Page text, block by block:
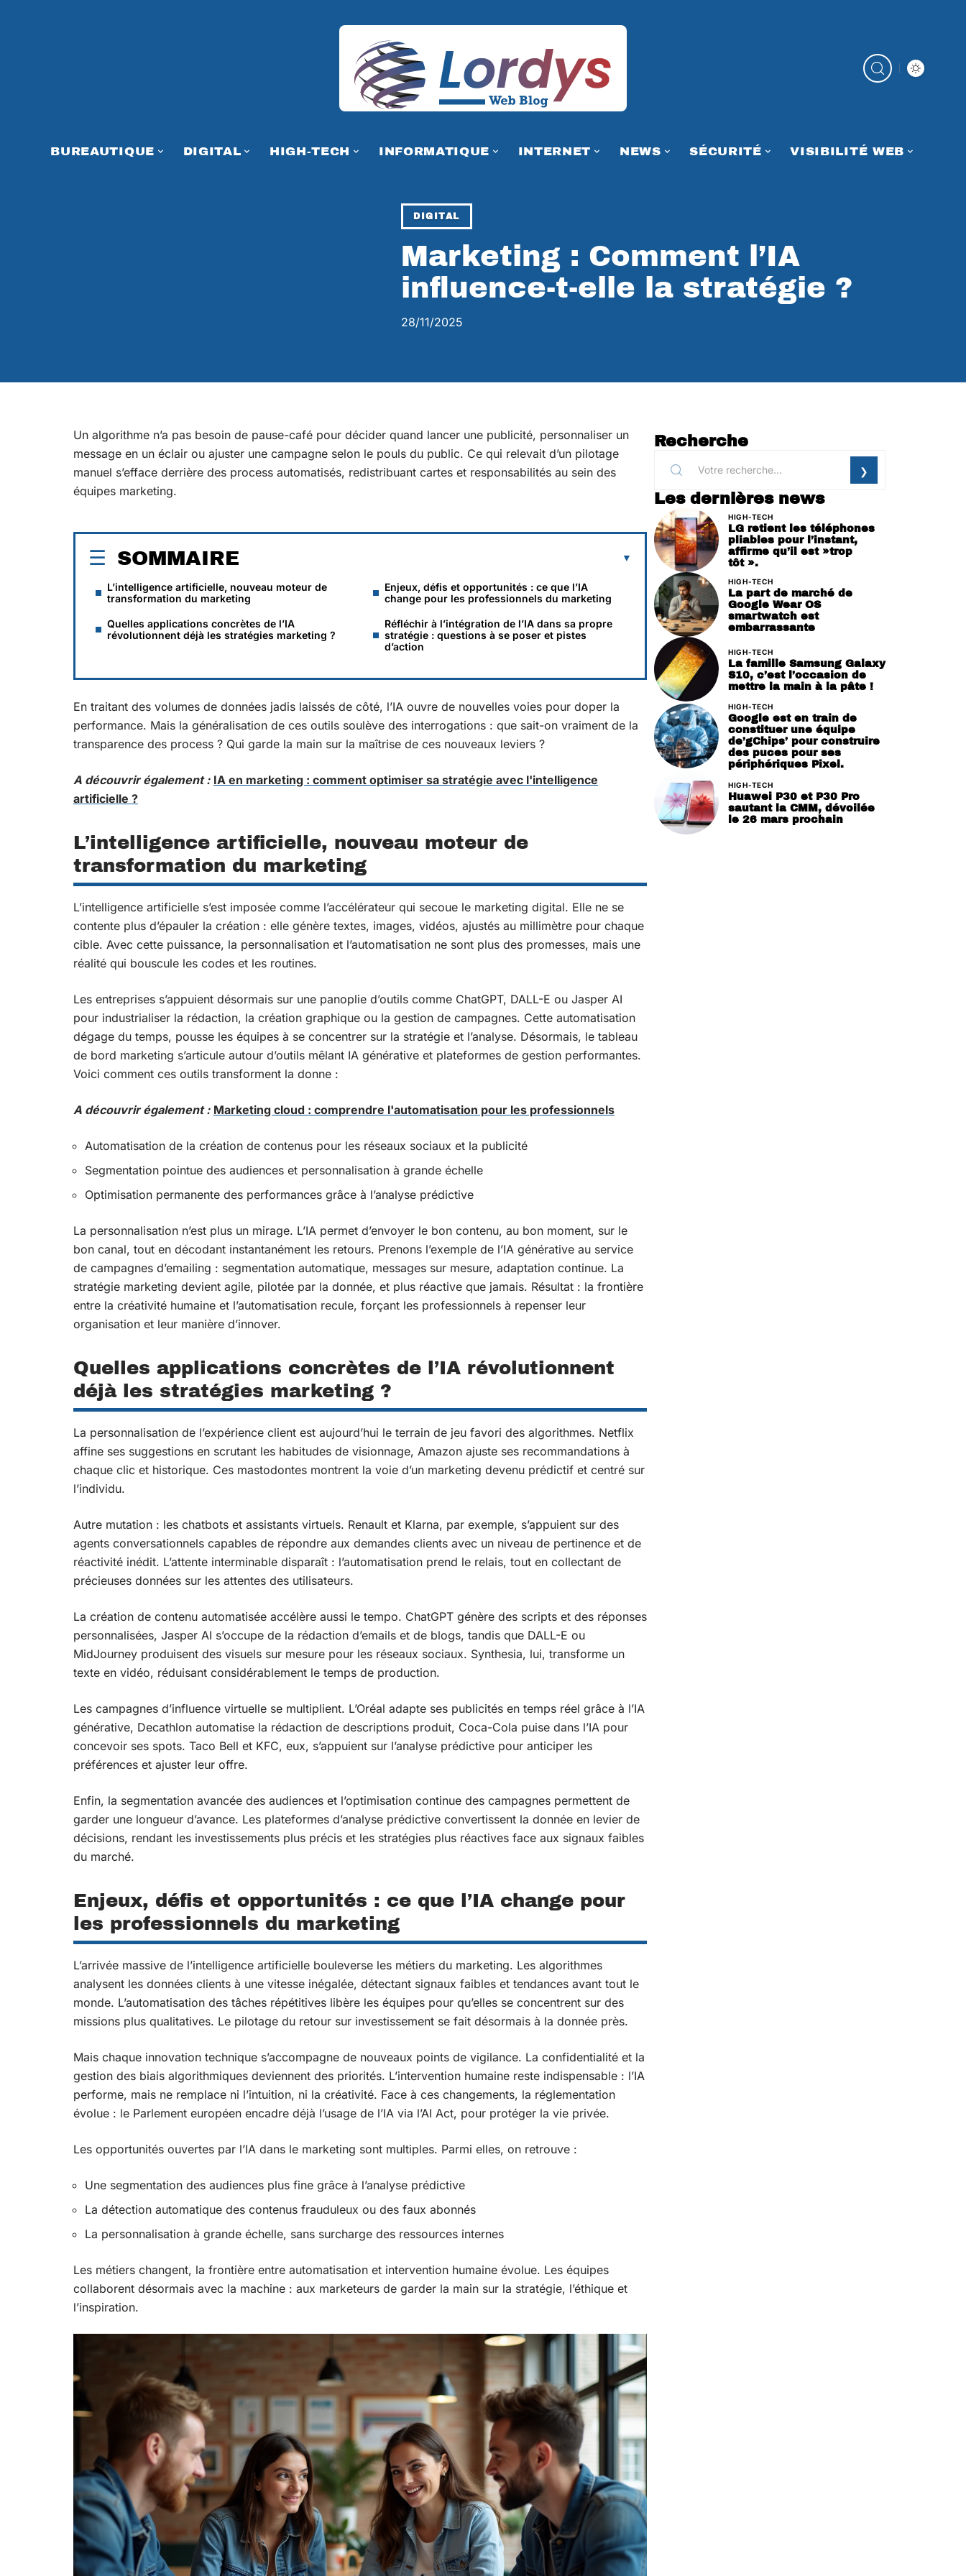
BUREAUTIQUE DIGITAL HIGH-TECH INFORMATIQUE INTERNET NEWS SÉCURITÉ VISIBILITÉ WEB
DIGITAL
Marketing : Comment l’IA
influence-t-elle la stratégie ?
28/11/2025
Un algorithme n’a pas besoin de pause-café pour décider quand lancer une publicité, personnaliser un
message en un éclair ou ajuster une campagne selon le pouls du public. Ce qui relevait d’un pilotage
manuel s’efface derrière des process automatisés, redistribuant cartes et responsabilités au sein des
équipes marketing.
SOMMAIRE
L’intelligence artificielle, nouveau moteur de
transformation du marketing
Quelles applications concrètes de l’IA
révolutionnent déjà les stratégies marketing ?
Enjeux, défis et opportunités : ce que l’IA
change pour les professionnels du marketing
Réfléchir à l’intégration de l’IA dans sa propre
stratégie : questions à se poser et pistes
d’action
En traitant des volumes de données jadis laissés de côté, l’IA ouvre de nouvelles voies pour doper la
performance. Mais la généralisation de ces outils soulève des interrogations : que sait-on vraiment de la
transparence des process ? Qui garde la main sur la maîtrise de ces nouveaux leviers ?
A découvrir également : IA en marketing : comment optimiser sa stratégie avec l'intelligence
artificielle ?
L’intelligence artificielle, nouveau moteur de
transformation du marketing
L’intelligence artificielle s’est imposée comme l’accélérateur qui secoue le marketing digital. Elle ne se
contente plus d’épauler la création : elle génère textes, images, vidéos, ajustés au millimètre pour chaque
cible. Avec cette puissance, la personnalisation et l’automatisation ne sont plus des promesses, mais une
réalité qui bouscule les codes et les routines.
Les entreprises s’appuient désormais sur une panoplie d’outils comme ChatGPT, DALL-E ou Jasper AI
pour industrialiser la rédaction, la création graphique ou la gestion de campagnes. Cette automatisation
dégage du temps, pousse les équipes à se concentrer sur la stratégie et l’analyse. Désormais, le tableau
de bord marketing s’articule autour d’outils mêlant IA générative et plateformes de gestion performantes.
Voici comment ces outils transforment la donne :
A découvrir également : Marketing cloud : comprendre l'automatisation pour les professionnels
Automatisation de la création de contenus pour les réseaux sociaux et la publicité
Segmentation pointue des audiences et personnalisation à grande échelle
Optimisation permanente des performances grâce à l’analyse prédictive
La personnalisation n’est plus un mirage. L’IA permet d’envoyer le bon contenu, au bon moment, sur le
bon canal, tout en décodant instantanément les retours. Prenons l’exemple de l’IA générative au service
de campagnes d’emailing : segmentation automatique, messages sur mesure, adaptation continue. La
stratégie marketing devient agile, pilotée par la donnée, et plus réactive que jamais. Résultat : la frontière
entre la créativité humaine et l’automatisation recule, forçant les professionnels à repenser leur
organisation et leur manière d’innover.
Quelles applications concrètes de l’IA révolutionnent
déjà les stratégies marketing ?
La personnalisation de l’expérience client est aujourd’hui le terrain de jeu favori des algorithmes. Netflix
affine ses suggestions en scrutant les habitudes de visionnage, Amazon ajuste ses recommandations à
chaque clic et historique. Ces mastodontes montrent la voie d’un marketing devenu prédictif et centré sur
l’individu.
Autre mutation : les chatbots et assistants virtuels. Renault et Klarna, par exemple, s’appuient sur des
agents conversationnels capables de répondre aux demandes clients avec un niveau de pertinence et de
réactivité inédit. L’attente interminable disparaît : l’automatisation prend le relais, tout en collectant de
précieuses données sur les attentes des utilisateurs.
La création de contenu automatisée accélère aussi le tempo. ChatGPT génère des scripts et des réponses
personnalisées, Jasper AI s’occupe de la rédaction d’emails et de blogs, tandis que DALL-E ou
MidJourney produisent des visuels sur mesure pour les réseaux sociaux. Synthesia, lui, transforme un
texte en vidéo, réduisant considérablement le temps de production.
Les campagnes d’influence virtuelle se multiplient. L’Oréal adapte ses publicités en temps réel grâce à l’IA
générative, Decathlon automatise la rédaction de descriptions produit, Coca-Cola puise dans l’IA pour
concevoir ses spots. Taco Bell et KFC, eux, s’appuient sur l’analyse prédictive pour anticiper les
préférences et ajuster leur offre.
Enfin, la segmentation avancée des audiences et l’optimisation continue des campagnes permettent de
garder une longueur d’avance. Les plateformes d’analyse prédictive convertissent la donnée en levier de
décisions, rendant les investissements plus précis et les stratégies plus réactives face aux signaux faibles
du marché.
Enjeux, défis et opportunités : ce que l’IA change pour
les professionnels du marketing
L’arrivée massive de l’intelligence artificielle bouleverse les métiers du marketing. Les algorithmes
analysent les données clients à une vitesse inégalée, détectant signaux faibles et tendances avant tout le
monde. L’automatisation des tâches répétitives libère les équipes pour qu’elles se concentrent sur des
missions plus qualitatives. Le pilotage du retour sur investissement se fait désormais à la donnée près.
Mais chaque innovation technique s’accompagne de nouveaux points de vigilance. La confidentialité et la
gestion des biais algorithmiques deviennent des priorités. L’intervention humaine reste indispensable : l’IA
performe, mais ne remplace ni l’intuition, ni la créativité. Face à ces changements, la réglementation
évolue : le Parlement européen encadre déjà l’usage de l’IA via l’AI Act, pour protéger la vie privée.
Les opportunités ouvertes par l’IA dans le marketing sont multiples. Parmi elles, on retrouve :
Une segmentation des audiences plus fine grâce à l’analyse prédictive
La détection automatique des contenus frauduleux ou des faux abonnés
La personnalisation à grande échelle, sans surcharge des ressources internes
Les métiers changent, la frontière entre automatisation et intervention humaine évolue. Les équipes
collaborent désormais avec la machine : aux marketeurs de garder la main sur la stratégie, l’éthique et
l’inspiration.
Recherche
Les dernières news
HIGH-TECH
LG retient les téléphones
pliables pour l’instant,
affirme qu’il est »trop
tôt ».
HIGH-TECH
La part de marché de
Google Wear OS
smartwatch est
embarrassante
HIGH-TECH
La famille Samsung Galaxy
S10, c’est l’occasion de
mettre la main à la pâte !
HIGH-TECH
Google est en train de
constituer une équipe
de’gChips’ pour construire
des puces pour ses
périphériques Pixel.
HIGH-TECH
Huawei P30 et P30 Pro
sautant la CMM, dévoilée
le 26 mars prochain